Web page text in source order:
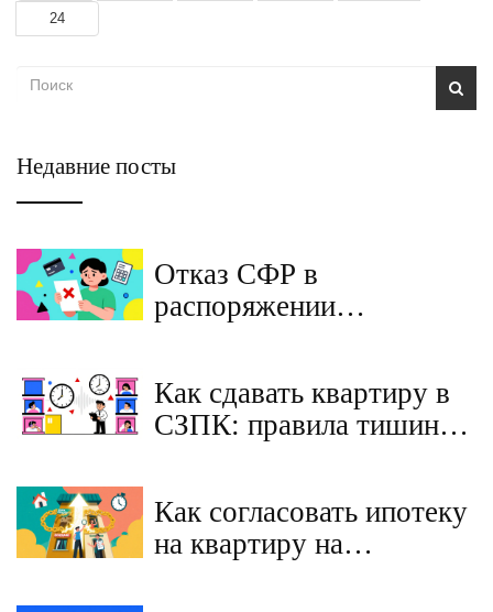
24
Недавние посты
Отказ СФР в
распоряжении
и обжаловать
Как сдавать квартиру в
СЗПК: правила тишины,
Как согласовать ипотеку
на квартиру на